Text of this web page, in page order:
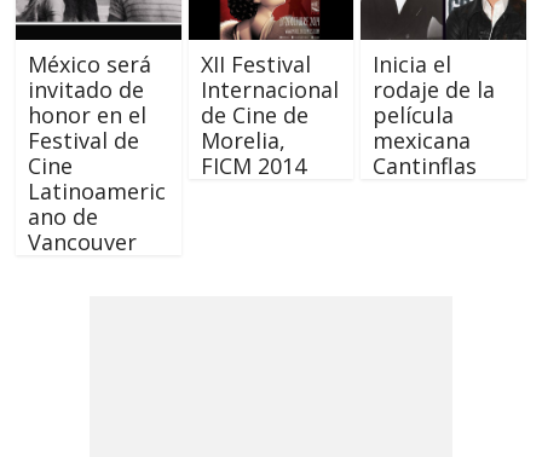
México será
invitado de
honor en el
Festival de
Cine
Latinoameric
ano de
Vancouver
XII Festival
Internacional
de Cine de
Morelia,
FICM 2014
Inicia el
rodaje de la
película
mexicana
Cantinflas